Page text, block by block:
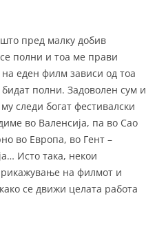
пред малку добив
полни и тоа ме прави
еден филм зависи од тоа
бидат полни. Задоволен сум и
следи богат фестивалски
во Валенсија, па во Сао
во Европа, во Гент –
Исто така, некои
на филмот и
се движи целата работа